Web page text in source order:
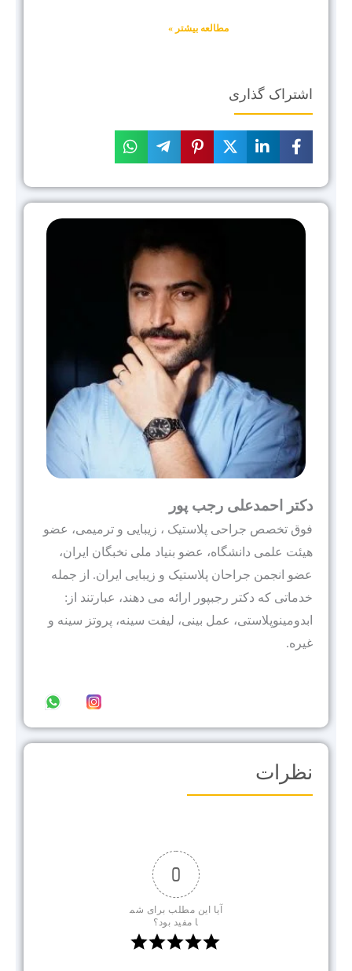
مطالعه بیشتر »
اشتراک گذاری
دکتر احمدعلی رجب پور
فوق تخصص جراحی پلاستیک ، زیبایی و ترمیمی، عضو
هيئت علمى دانشگاه، عضو بنیاد ملی نخبگان ایران،
عضو انجمن جراحان پلاستیک و زیبایی ایران. از جمله
خدماتی که دکتر رجبپور ارائه می دهند، عبارتند از:
ابدومینوپلاستی، عمل بینی، لیفت سینه، پروتز سینه و
غیره.
نظرات
0
آیا این مطلب برای شم
ا مفید بود؟